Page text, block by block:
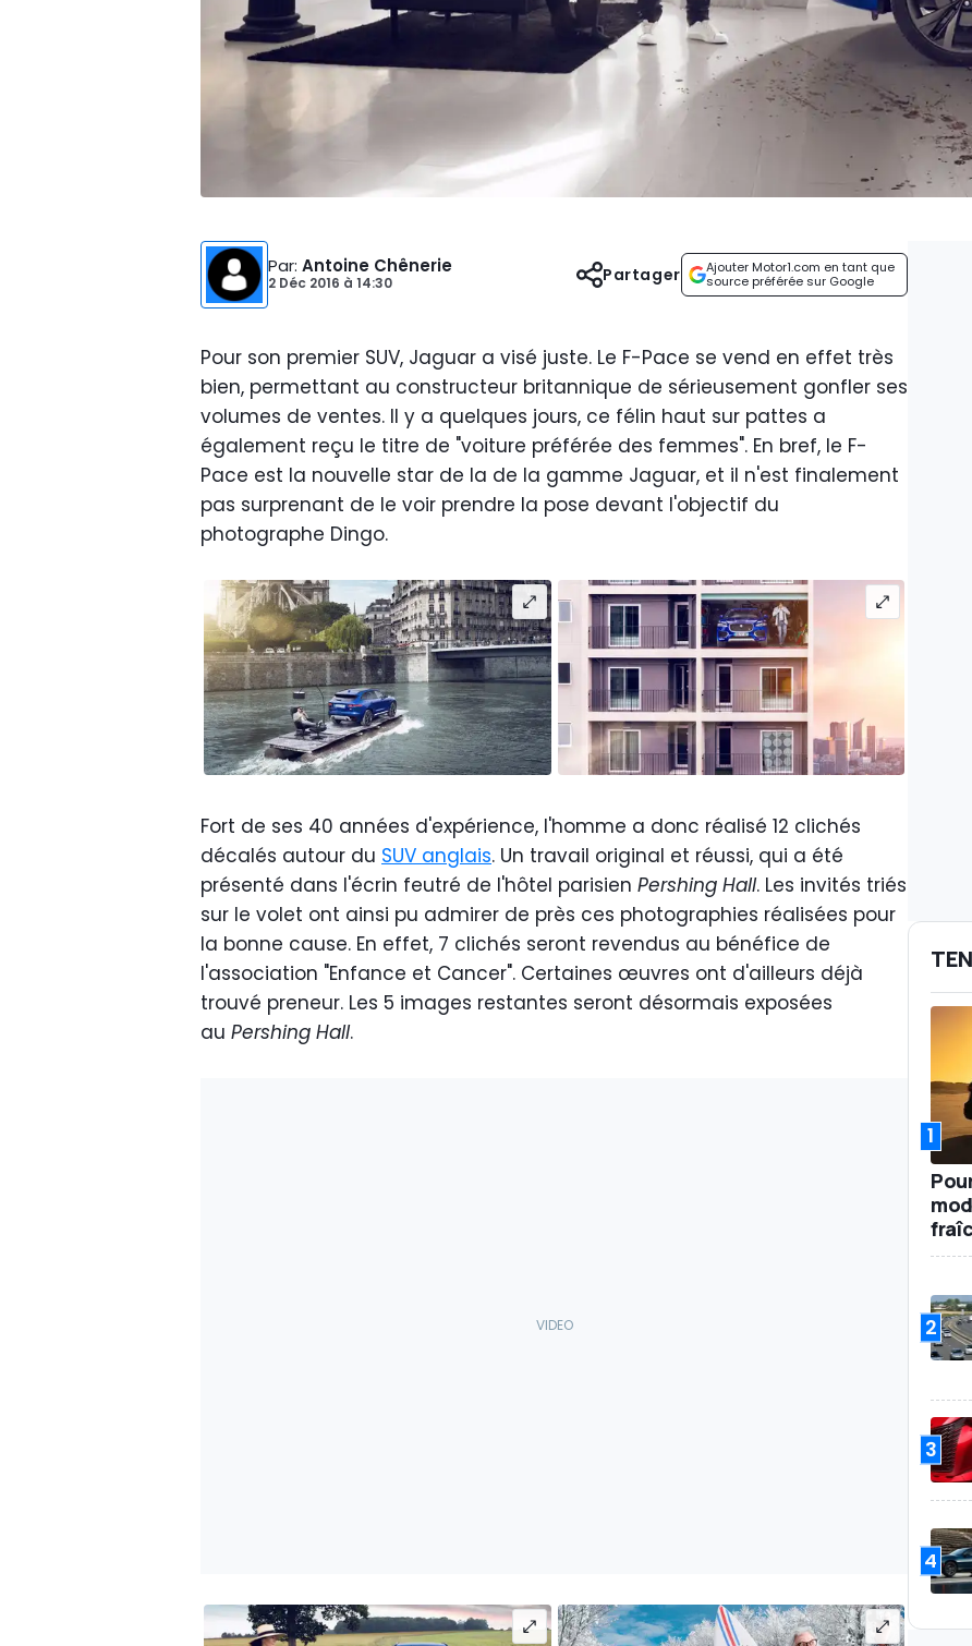
Par: Antoine Chênerie
2 Déc 2016 à 14:30
Ajouter Motor1.com en tant que
source préférée sur Google
Partager
Pour son premier SUV, Jaguar a visé juste. Le F-Pace se vend en effet très
bien, permettant au constructeur britannique de sérieusement gonfler ses
volumes de ventes. Il y a quelques jours, ce félin haut sur pattes a
également reçu le titre de "voiture préférée des femmes". En bref, le F-
Pace est la nouvelle star de la de la gamme Jaguar, et il n'est finalement
pas surprenant de le voir prendre la pose devant l'objectif du
photographe Dingo.
Fort de ses 40 années d'expérience, l'homme a donc réalisé 12 clichés
décalés autour du SUV anglais. Un travail original et réussi, qui a été
présenté dans l'écrin feutré de l'hôtel parisien Pershing Hall. Les invités triés
sur le volet ont ainsi pu admirer de près ces photographies réalisées pour
la bonne cause. En effet, 7 clichés seront revendus au bénéfice de
l'association "Enfance et Cancer". Certaines œuvres ont d'ailleurs déjà
trouvé preneur. Les 5 images restantes seront désormais exposées
au Pershing Hall.
1
2
3
4